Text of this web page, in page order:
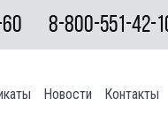
8-800-551-42-
Новости Контакты